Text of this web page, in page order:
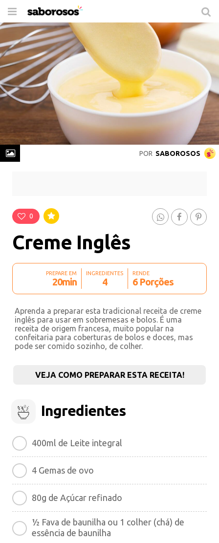
Trocar
navegação
POR SABOROSOS
0
Creme Inglês
PREPARE EM
20min
INGREDIENTES
4
RENDE
6 Porções
Aprenda a preparar esta tradicional receita de creme
inglês para usar em sobremesas e bolos. É uma
receita de origem francesa, muito popular na
confeitaria para coberturas de bolos e doces, mas
pode ser comido sozinho, de colher.
VEJA COMO PREPARAR ESTA RECEITA!
Ingredientes
400ml de Leite integral
4 Gemas de ovo
80g de Açúcar refinado
½ Fava de baunilha ou 1 colher (chá) de
essência de baunilha